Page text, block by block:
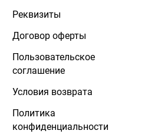
Реквизиты
Договор оферты
Пользовательское
соглашение
Условия возврата
Политика
конфиденциальности